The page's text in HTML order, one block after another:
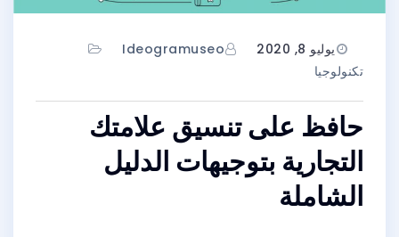
يوليو 8, 2020
Ideogramuseo
تكنولوجيا
حافظ على تنسيق علامتك
التجارية بتوجيهات الدليل
الشاملة